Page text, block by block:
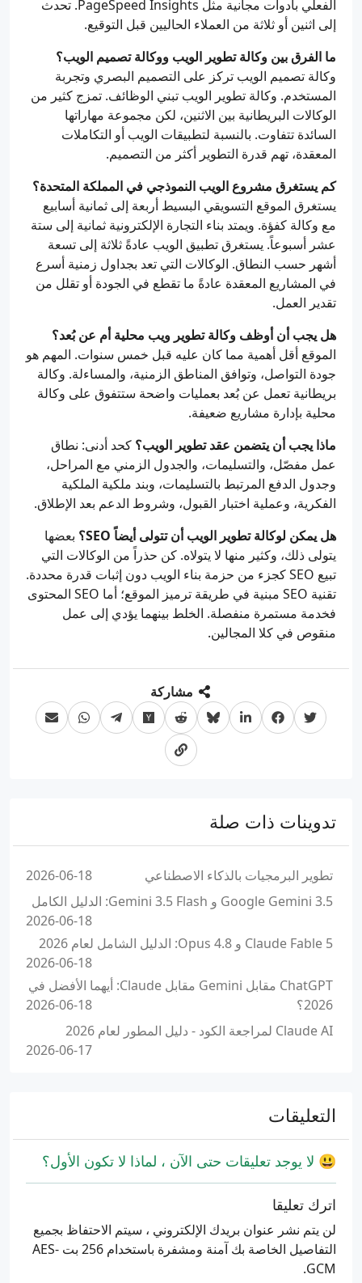
الفعلي بأدوات مجانية مثل PageSpeed Insights. تحدث
إلى اثنين أو ثلاثة من العملاء الحاليين قبل التوقيع.
ما الفرق بين وكالة تطوير الويب ووكالة تصميم الويب؟
وكالة تصميم الويب تركز على التصميم البصري وتجربة
المستخدم. وكالة تطوير الويب تبني الوظائف. تمزج كثير من
الوكالات البريطانية بين الاثنين، لكن مجموعة مهاراتها
السائدة تتفاوت. بالنسبة لتطبيقات الويب أو التكاملات
المعقدة، تهم قدرة التطوير أكثر من التصميم.
كم يستغرق مشروع الويب النموذجي في المملكة المتحدة؟
يستغرق الموقع التسويقي البسيط أربعة إلى ثمانية أسابيع
مع وكالة كفؤة. ويمتد بناء التجارة الإلكترونية ثمانية إلى ستة
عشر أسبوعاً. يستغرق تطبيق الويب عادةً ثلاثة إلى تسعة
أشهر حسب النطاق. الوكالات التي تعد بجداول زمنية أسرع
في المشاريع المعقدة عادةً ما تقطع في الجودة أو تقلل من
تقدير العمل.
هل يجب أن أوظف وكالة تطوير ويب محلية أم عن بُعد؟
الموقع أقل أهمية مما كان عليه قبل خمس سنوات. المهم هو
جودة التواصل، وتوافق المناطق الزمنية، والمساءلة. وكالة
بريطانية تعمل عن بُعد بعمليات واضحة ستتفوق على وكالة
محلية بإدارة مشاريع ضعيفة.
ماذا يجب أن يتضمن عقد تطوير الويب؟ كحد أدنى: نطاق
عمل مفصّل، والتسليمات، والجدول الزمني مع المراحل،
وجدول الدفع المرتبط بالتسليمات، وبند ملكية الملكية
الفكرية، وعملية اختبار القبول، وشروط الدعم بعد الإطلاق.
هل يمكن لوكالة تطوير الويب أن تتولى أيضاً SEO؟
بعضها
يتولى ذلك، وكثير منها لا يتولاه. كن حذراً من الوكالات التي
تبيع SEO كجزء من حزمة بناء الويب دون إثبات قدرة محددة.
تقنية SEO مبنية في طريقة ترميز الموقع؛ أما SEO المحتوى
فخدمة مستمرة منفصلة. الخلط بينهما يؤدي إلى عمل
منقوص في كلا المجالين.
مشاركة
تدوينات ذات صلة
تطوير البرمجيات بالذكاء الاصطناعي
2026-06-18
Google Gemini 3.5 و Gemini 3.5 Flash: الدليل الكامل
2026-06-18
Claude Fable 5 و Opus 4.8: الدليل الشامل لعام 2026
2026-06-18
ChatGPT مقابل Gemini مقابل Claude: أيهما الأفضل في
2026؟
2026-06-18
Claude AI لمراجعة الكود - دليل المطور لعام 2026
2026-06-17
التعليقات
😃 لا يوجد تعليقات حتى الآن ، لماذا لا تكون الأول؟
اترك تعليقا
لن يتم نشر عنوان بريدك الإلكتروني ، سيتم الاحتفاظ بجميع
التفاصيل الخاصة بك آمنة ومشفرة باستخدام 256 بت AES-
GCM.